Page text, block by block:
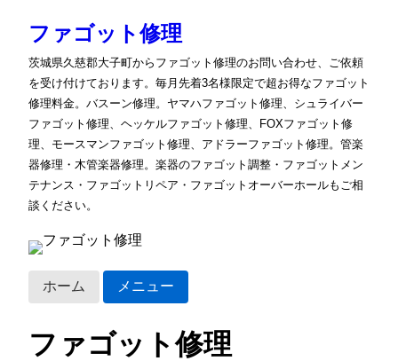
ファゴット修理
茨城県久慈郡大子町からファゴット修理のお問い合わせ、ご依頼
を受け付けております。毎月先着3名様限定で超お得なファゴット
修理料金。バスーン修理。ヤマハファゴット修理、シュライバー
ファゴット修理、ヘッケルファゴット修理、FOXファゴット修
理、モースマンファゴット修理、アドラーファゴット修理。管楽
器修理・木管楽器修理。楽器のファゴット調整・ファゴットメン
テナンス・ファゴットリペア・ファゴットオーバーホールもご相
談ください。
ホーム メニュー
ファゴット修理